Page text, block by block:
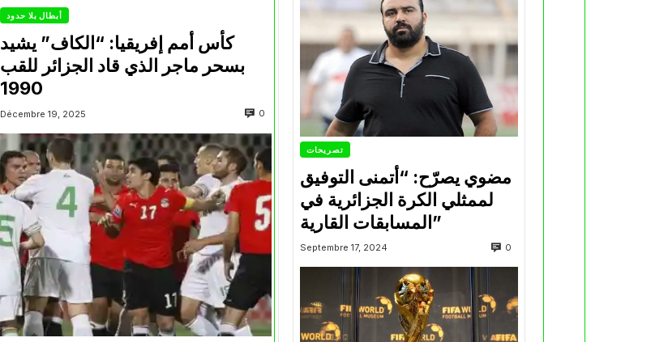
أبطال بلا حدود
كأس أمم إفريقيا: “الكاف” يشيد
بسحر ماجر الذي قاد الجزائر للقب
1990
Décembre 19, 2025 0
تصريحات
مضوي يصرّح: “أتمنى التوفيق
لممثلي الكرة الجزائرية في
المسابقات القارية”
Septembre 17, 2024 0